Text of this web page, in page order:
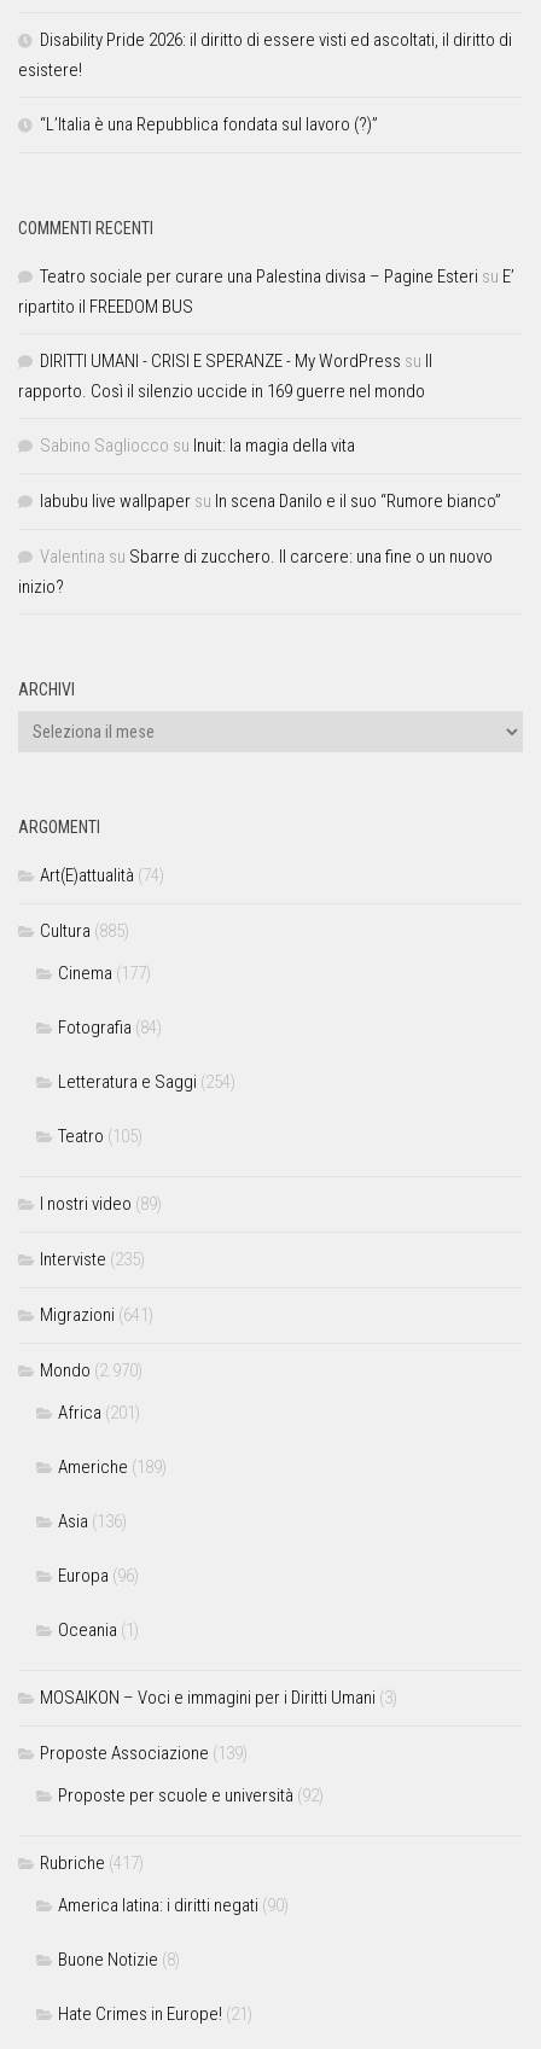
Disability Pride 2026: il diritto di essere visti ed ascoltati, il diritto di
esistere!
“L’Italia è una Repubblica fondata sul lavoro (?)”
COMMENTI RECENTI
Teatro sociale per curare una Palestina divisa – Pagine Esteri su E’
ripartito il FREEDOM BUS
DIRITTI UMANI - CRISI E SPERANZE - My WordPress su
rapporto. Così il silenzio uccide in 169 guerre nel mondo
Sabino Sagliocco su Inuit: la magia della vita
labubu live wallpaper su In scena Danilo e il suo “Rumore bianco”
Valentina su Sbarre di zucchero. Il carcere: una fine o un nuovo
inizio?
ARCHIVI
ARGOMENTI
Art(E)attualità (74)
Cultura (885)
Cinema (177)
Fotografia (84)
Letteratura e Saggi (254)
Teatro (105)
I nostri video (89)
Interviste (235)
Migrazioni (641)
Mondo (2.970)
Africa (201)
Americhe (189)
Asia (136)
Europa (96)
Oceania (1)
MOSAIKON – Voci e immagini per i Diritti Umani (3)
Proposte Associazione (139)
Proposte per scuole e università (92)
Rubriche (417)
America latina: i diritti negati (90)
Buone Notizie (8)
Hate Crimes in Europe! (21)